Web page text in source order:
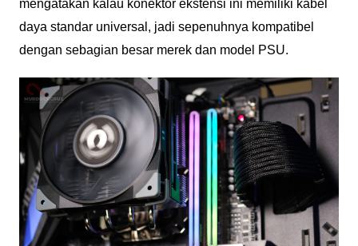
mengatakan kalau konektor ekstensi ini memiliki kabel
daya standar universal, jadi sepenuhnya kompatibel
dengan sebagian besar merek dan model PSU.